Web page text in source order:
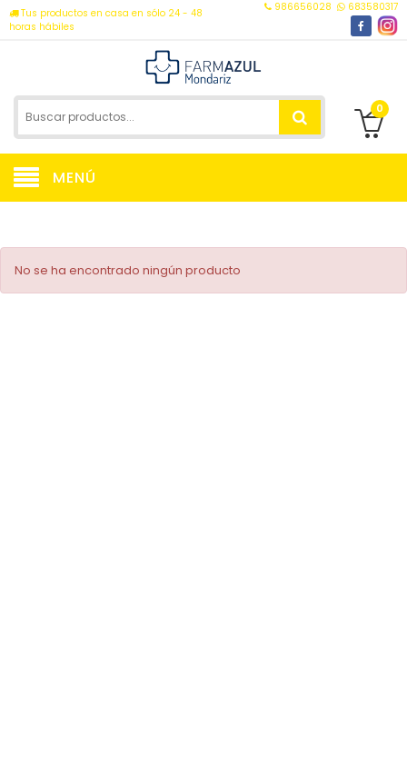
Tus productos en casa en sólo 24 - 48
horas hábiles
986656028 683580317
0
MENÚ
No se ha encontrado ningún producto